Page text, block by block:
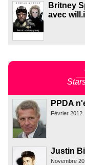
Britney
avec
PPDA
Février 2012
Justin
Novembre